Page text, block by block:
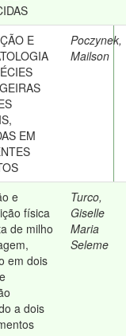
E
EM
Poczynek,
Mailson
e
física
de milho
em dois
a dois
Turco,
Giselle
Maria
Seleme